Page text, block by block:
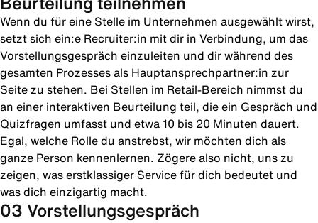
Wenn du für eine Stelle im Unternehmen ausgewählt wirst,
setzt sich ein:e Recruiter:in mit dir in Verbindung, um das
Vorstellungsgespräch einzuleiten und dir während des
gesamten Prozesses als Hauptansprechpartner:in zur
Seite zu stehen. Bei Stellen im Retail-Bereich nimmst du
an einer interaktiven Beurteilung teil, die ein Gespräch und
Quizfragen umfasst und etwa 10 bis 20 Minuten dauert.
Egal, welche Rolle du anstrebst, wir möchten dich als
ganze Person kennenlernen. Zögere also nicht, uns zu
zeigen, was erstklassiger Service für dich bedeutet und
was dich einzigartig macht.
03 Vorstellungsgespräch